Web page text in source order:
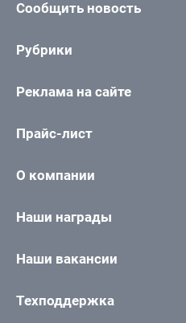
Сообщить новость
Рубрики
Реклама на сайте
Прайс-лист
О компании
Наши награды
Наши вакансии
Техподдержка